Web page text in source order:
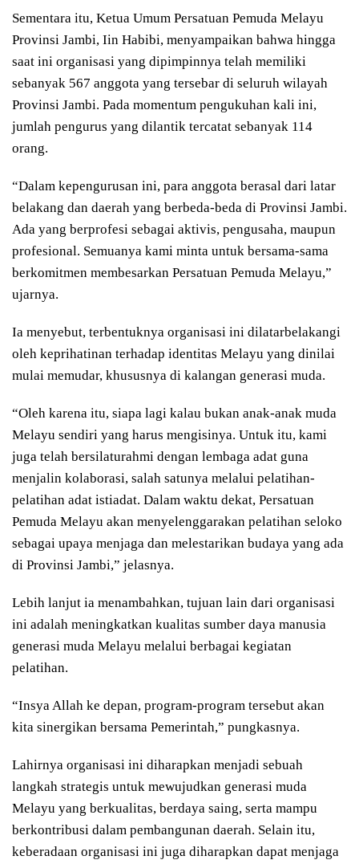
Sementara itu, Ketua Umum Persatuan Pemuda Melayu
Provinsi Jambi, Iin Habibi, menyampaikan bahwa hingga
saat ini organisasi yang dipimpinnya telah memiliki
sebanyak 567 anggota yang tersebar di seluruh wilayah
Provinsi Jambi. Pada momentum pengukuhan kali ini,
jumlah pengurus yang dilantik tercatat sebanyak 114
orang.
“Dalam kepengurusan ini, para anggota berasal dari latar
belakang dan daerah yang berbeda-beda di Provinsi Jambi.
Ada yang berprofesi sebagai aktivis, pengusaha, maupun
profesional. Semuanya kami minta untuk bersama-sama
berkomitmen membesarkan Persatuan Pemuda Melayu,”
ujarnya.
Ia menyebut, terbentuknya organisasi ini dilatarbelakangi
oleh keprihatinan terhadap identitas Melayu yang dinilai
mulai memudar, khususnya di kalangan generasi muda.
“Oleh karena itu, siapa lagi kalau bukan anak-anak muda
Melayu sendiri yang harus mengisinya. Untuk itu, kami
juga telah bersilaturahmi dengan lembaga adat guna
menjalin kolaborasi, salah satunya melalui pelatihan-
pelatihan adat istiadat. Dalam waktu dekat, Persatuan
Pemuda Melayu akan menyelenggarakan pelatihan seloko
sebagai upaya menjaga dan melestarikan budaya yang ada
di Provinsi Jambi,” jelasnya.
Lebih lanjut ia menambahkan, tujuan lain dari organisasi
ini adalah meningkatkan kualitas sumber daya manusia
generasi muda Melayu melalui berbagai kegiatan
pelatihan.
“Insya Allah ke depan, program-program tersebut akan
kita sinergikan bersama Pemerintah,” pungkasnya.
Lahirnya organisasi ini diharapkan menjadi sebuah
langkah strategis untuk mewujudkan generasi muda
Melayu yang berkualitas, berdaya saing, serta mampu
berkontribusi dalam pembangunan daerah. Selain itu,
keberadaan organisasi ini juga diharapkan dapat menjaga